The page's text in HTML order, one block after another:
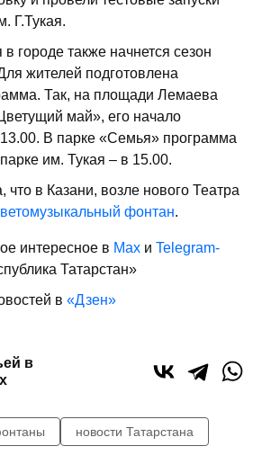
Г.Тукая.
городе также начнется сезон
жителей подготовлена
Так, на площади Лемаева
май», его начало
В парке «Семья» программа
им. Тукая – в 15.00.
что в Казани, возле нового Театра
фонтан.
интересное в Max и Telegram-
Татарстан»
в «Дзен»
в
новости Татарстана